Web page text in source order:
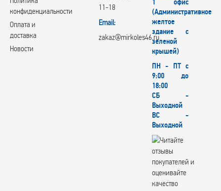
конфиденциальности
Оплата и
доставка
Новости
11-18
Email:
zakaz@mirkoles46.ru
1 офис
(Административное
желтое
здание с
зеленой
крышей)
ПН - ПТ с
9:00 до
18:00
СБ -
Выходной
ВС -
Выходной